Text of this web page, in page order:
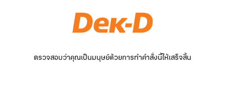
ตรวจสอบว่าคุณเป็นมนุษย์ด้วยการทำคำสั่งนี้ให้เสร็จสิ้น